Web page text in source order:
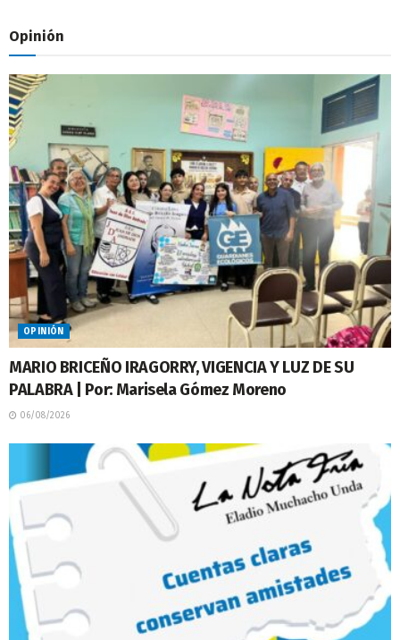
Opinión
OPINIÓN
MARIO BRICEÑO IRAGORRY, VIGENCIA Y LUZ DE SU
PALABRA | Por: Marisela Gómez Moreno
06/08/2026